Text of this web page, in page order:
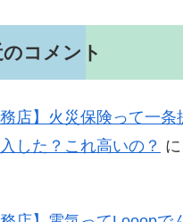
コメント
務店】火災保険って一条
した？これ高いの？ に